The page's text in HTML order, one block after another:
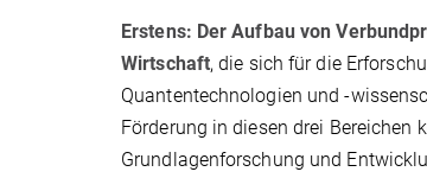
Erstens: Der Aufbau von
Wirtschaft, die sich für die
Quantentechnologien und -
Förderung in diesen drei Bereichen
Grundlagenforschung und